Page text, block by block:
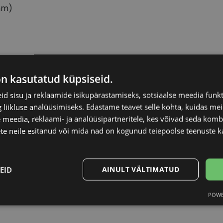
FORD
16 Raami kuju
Kliendirühm
Prilliläätse laius
Ninavahe laius
kasutatud küpsiseid.
sisu ja reklaamide isikupärastamiseks, sotsiaalse meedia
analüüsimiseks. Edastame teavet selle kohta, kuidas
meedia, reklaami- ja analüüsipartneritele, kes võivad seda
neile esitanud või mida nad on kogunud teiepoolse teenuste
AINULT VÄLTIMATUD